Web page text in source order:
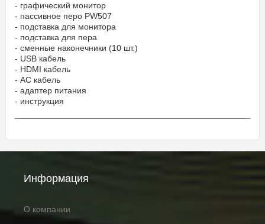
- графический монитор
- пассивное перо PW507
- подставка для монитора
- подставка для пера
- сменные наконечники (10 шт.)
- USB кабель
- HDMI кабель
- AC кабель
- адаптер питания
- инструкция
Информация
О компании